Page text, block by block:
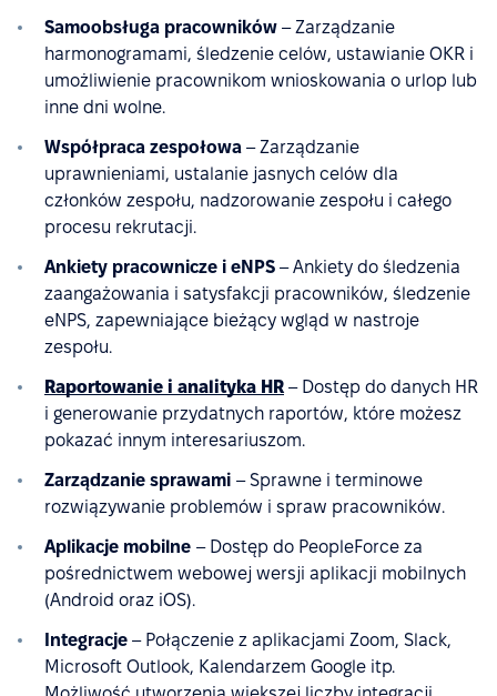
Samoobsługa pracowników – Zarządzanie
harmonogramami, śledzenie celów, ustawianie OKR i
umożliwienie pracownikom wnioskowania o urlop lub
inne dni wolne.
Współpraca zespołowa – Zarządzanie
uprawnieniami, ustalanie jasnych celów dla
członków zespołu, nadzorowanie zespołu i całego
procesu rekrutacji.
Ankiety pracownicze i eNPS – Ankiety do śledzenia
zaangażowania i satysfakcji pracowników, śledzenie
eNPS, zapewniające bieżący wgląd w nastroje
zespołu.
Raportowanie i analityka HR – Dostęp do danych HR
i generowanie przydatnych raportów, które możesz
pokazać innym interesariuszom.
Zarządzanie sprawami – Sprawne i terminowe
rozwiązywanie problemów i spraw pracowników.
Aplikacje mobilne – Dostęp do PeopleForce za
pośrednictwem webowej wersji aplikacji mobilnych
(Android oraz iOS).
Integracje – Połączenie z aplikacjami Zoom, Slack,
Microsoft Outlook, Kalendarzem Google itp.